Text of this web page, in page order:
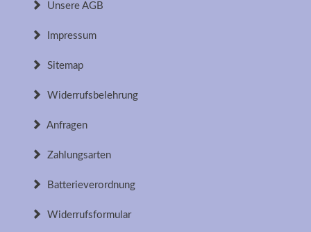
Unsere AGB
Impressum
Sitemap
Widerrufsbelehrung
Anfragen
Zahlungsarten
Batterieverordnung
Widerrufsformular